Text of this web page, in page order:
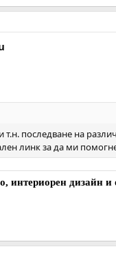
т.н. последване на
линк за да ми
интериорен дизайн и